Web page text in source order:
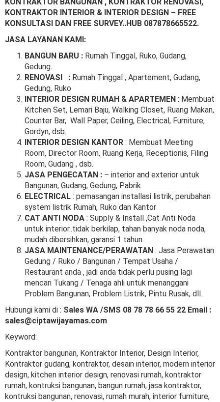
KONTRAKTOR INTERIOR & INTERIOR DESIGN – FREE
KONSULTASI DAN FREE SURVEY..HUB 087878665522.
JASA LAYANAN KAMI:
BANGUN BARU : Rumah Tinggal, Ruko, Gudang,
Gedung.
RENOVASI : Rumah Tinggal , Apartement, Gudang,
Gedung, Ruko
INTERIOR DESIGN RUMAH & APARTEMEN : Membuat
Kitchen Set, Lemari Baju, Walking Closet, Ruang Makan,
Counter Bar, Wall Paper, Ceiling, Electrical, Furniture,
Gordyn, dsb.
INTERIOR DESIGN KANTOR : Membuat Meeting
Room, Director Room, Ruang Kerja, Receptionis, Filing
Room, Gudang , dsb.
JASA PENGECATAN : – interior and exterior untuk
Bangunan, Gudang, Gedung, Pabrik
ELECTRICAL : pemasangan installasi listrik, perubahan
system listrik Rumah, Ruko dan Kantor
CAT ANTI NODA : Supply & Install ,Cat Anti Noda
untuk interior..tidak berkilap, tahan banyak noda noda,
mudah dibersihkan, garansi 1 tahun.
JASA MAINTENANCE/PERAWATAN : Jasa Perawatan
Gedung / Ruko / Bangunan / Tempat Usaha /
Restaurant anda , jadi anda tidak perlu pusing lagi
mencari Tukang / Tenaga ahli untuk menanggani
Problem Bangunan, Problem Listrik, Pintu Rusak, dll.
Hubungi kami di : Sales WA /SMS 08 78 78 66 55 22 Email :
sales@ciptawijayamas.com
Keyword:
Kontraktor bangunan, Kontraktor Interior, Design Interior,
Kontraktor gudang, kontraktor, desain interior, modern interior
design, kitchen interior design, renovasi rumah, kontraktor
rumah, kontruksi bangunan, bangun rumah, jasa kontraktor,
kontruksi bangunan, renovasi, rumah murah, interior furniture,